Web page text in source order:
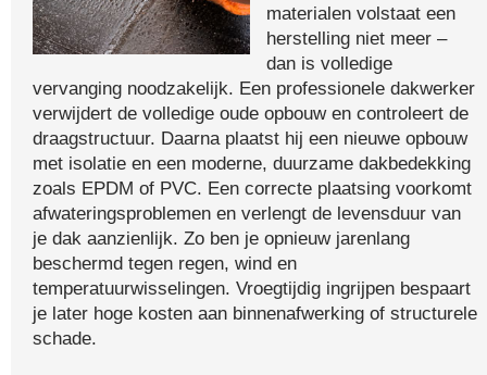
materialen volstaat een
herstelling niet meer –
dan is volledige
vervanging noodzakelijk. Een professionele dakwerker
verwijdert de volledige oude opbouw en controleert de
draagstructuur. Daarna plaatst hij een nieuwe opbouw
met isolatie en een moderne, duurzame dakbedekking
zoals EPDM of PVC. Een correcte plaatsing voorkomt
afwateringsproblemen en verlengt de levensduur van
je dak aanzienlijk. Zo ben je opnieuw jarenlang
beschermd tegen regen, wind en
temperatuurwisselingen. Vroegtijdig ingrijpen bespaart
je later hoge kosten aan binnenafwerking of structurele
schade.